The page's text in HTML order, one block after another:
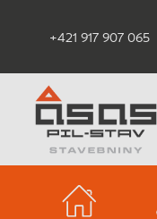
+421 917 907 065